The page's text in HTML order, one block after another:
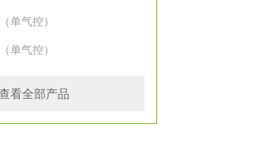
单气控）
单气控）
看全部产品